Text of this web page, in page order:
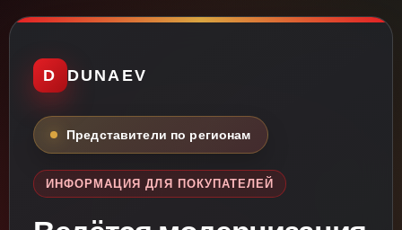
D DUNAEV
Представители по регионам
ИНФОРМАЦИЯ ДЛЯ ПОКУПАТЕЛЕЙ